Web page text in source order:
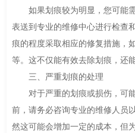
如果划痕较为明显，您可能需
表送到专业的维修中心进行检查
痕的程度采取相应的修复措施，
等。这不仅能有效去除划痕，还
三、严重划痕的处理
对于严重的划痕或损伤，可能
前，请务必咨询专业的维修人员
然这可能会增加一定的成本，但